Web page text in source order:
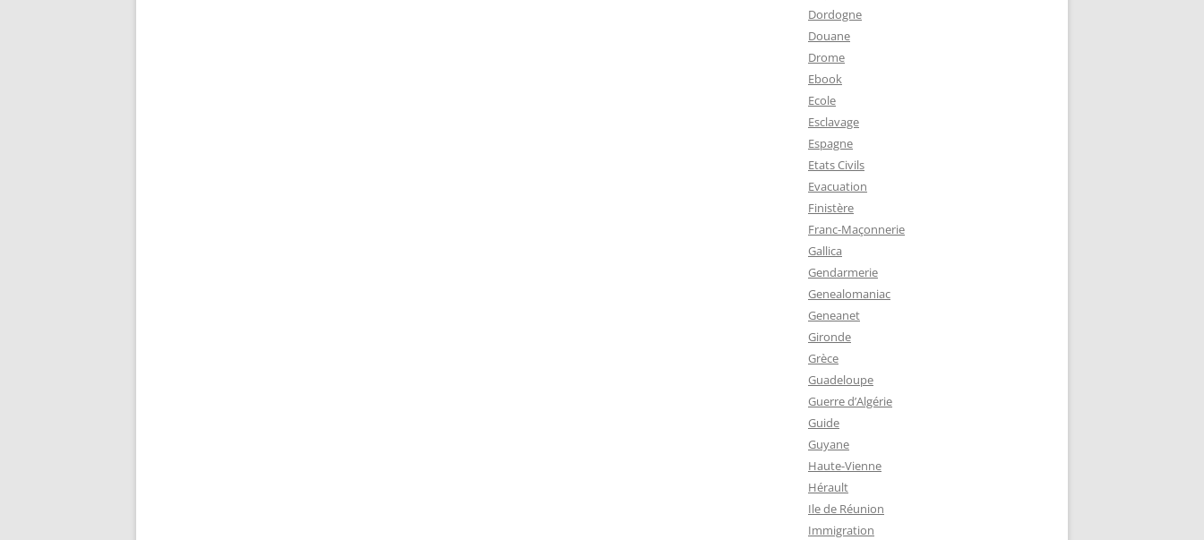
Dordogne
Douane
Drome
Ebook
Ecole
Esclavage
Espagne
Etats Civils
Evacuation
Finistère
Franc-Maçonnerie
Gallica
Gendarmerie
Genealomaniac
Geneanet
Gironde
Grèce
Guadeloupe
Guerre d’Algérie
Guide
Guyane
Haute-Vienne
Hérault
Ile de Réunion
Immigration